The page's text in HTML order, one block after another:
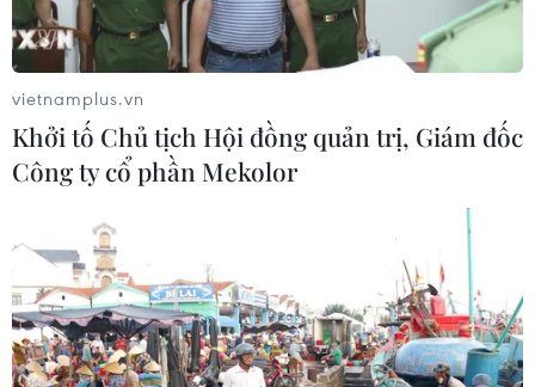
vietnamplus.vn
Khởi tố Chủ tịch Hội đồng quản trị, Giám đốc
Công ty cổ phần Mekolor